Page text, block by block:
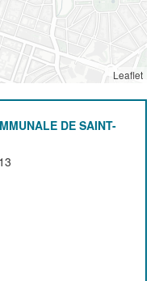
Leaflet
DE SAINT-